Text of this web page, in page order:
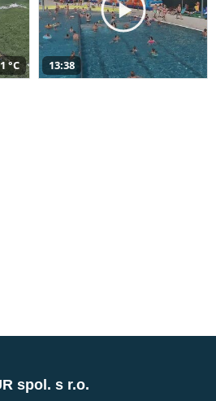
°C 13:38
spol. s r.o.